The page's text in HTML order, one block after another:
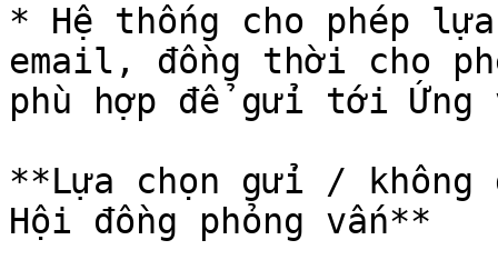
* Hệ thống cho phép
email, đồng thời cho
phù hợp để gửi tới Ứng
**Lựa chọn gửi /
Hội đồng phỏng vấn**